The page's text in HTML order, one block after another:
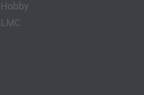
Hobby
LMC